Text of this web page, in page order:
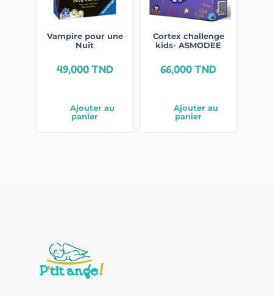
Vampire pour une
Nuit
49,000TND
Ajouter au
panier
Cortex challenge
kids- ASMODEE
66,000TND
Ajouter au
panier